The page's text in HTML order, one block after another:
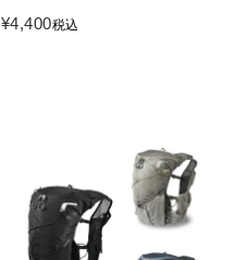
¥4,400税込